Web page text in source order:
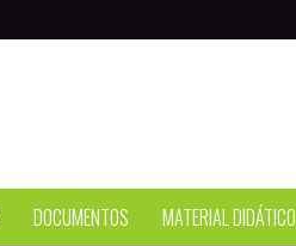
DOCUMENTOS MATERIAL DIDÁTICO